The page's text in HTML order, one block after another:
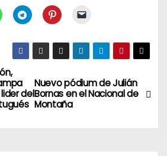
Nuevo pódium de Julián
Bornas en el Nacional de
Montaña
del